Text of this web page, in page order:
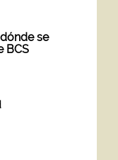
se
BCS